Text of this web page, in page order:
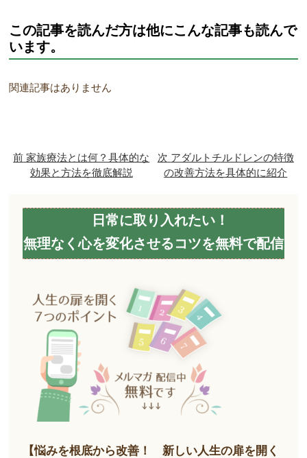
この記事を読んだ方は他にこんな記事も読んで
います。
関連記事はありません
前 家族療法とは何？具体的な
効果と方法を徹底解説
次 アダルトチルドレンの特徴
の改善方法を具体的に紹介
日常に取り入れたい！
無理なく心を変化させるコツを無料で配信
【悩みを根底から改善！ 新しい人生の扉を開く